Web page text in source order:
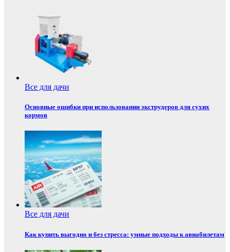
Все для дачи
Основные ошибки при использовании экструдеров для сухих
кормов
Все для дачи
Как купить выгодно и без стресса: умные подходы к авиабилетам